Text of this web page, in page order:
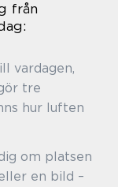
från
vardagen,
tre
hur luften
om platsen
en bild –